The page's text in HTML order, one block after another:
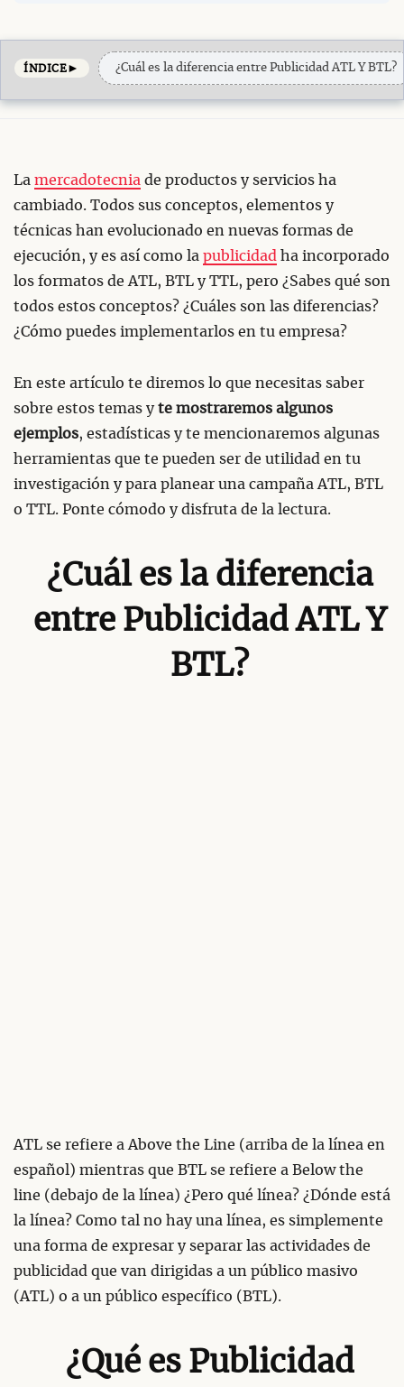
ÍNDICE► ¿Cuál es la diferencia entre Publicidad ATL Y BTL?
La mercadotecnia de productos y servicios ha
cambiado. Todos sus conceptos, elementos y
técnicas han evolucionado en nuevas formas de
ejecución, y es así como la publicidad
ha incorporado
los formatos de ATL, BTL y TTL, pero ¿Sabes qué son
todos estos conceptos? ¿Cuáles son las diferencias?
¿Cómo puedes implementarlos en tu empresa?
En este artículo te diremos lo que necesitas saber
sobre estos temas yte mostraremos algunos
ejemplos, estadísticas y te mencionaremos algunas
herramientas que te pueden ser de utilidad en tu
investigación y para planear una campaña ATL, BTL
o TTL. Ponte cómodo y disfruta de la lectura.
¿Cuál es la diferencia
entre Publicidad ATL Y
BTL?
ATL se refiere a Above the Line (arriba de la línea en
español) mientras que BTL se refiere a Below the
line (debajo de la línea) ¿Pero qué línea? ¿Dónde está
la línea? Como tal no hay una línea, es simplemente
una forma de expresar y separar las actividades de
publicidad que van dirigidas a un público masivo
(ATL) o a un público específico (BTL).
¿Qué es Publicidad